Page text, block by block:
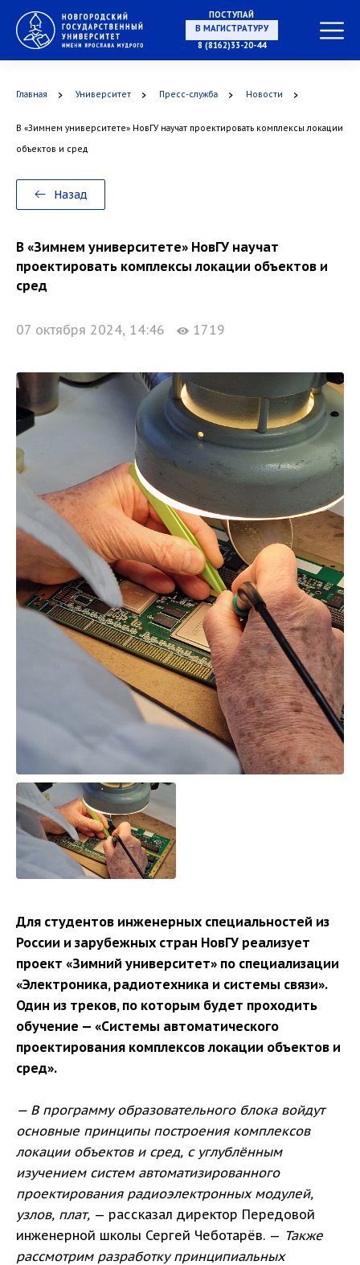
ПОСТУПАЙ
В МАГИСТРАТУРУ
В ОРДИНАТУРУ
8 (8162)33-20-44
Главная Университет Пресс-служба Новости
В «Зимнем университете» НовГУ научат проектировать комплексы локации
объектов и сред
Назад
В «Зимнем университете» НовГУ научат
проектировать комплексы локации объектов и
сред
07 октября 2024, 14:46 1719
Для студентов инженерных специальностей из
России и зарубежных стран НовГУ реализует
проект «Зимний университет» по специализации
«Электроника, радиотехника и системы связи».
Один из треков, по которым будет проходить
обучение — «Системы автоматического
проектирования комплексов локации объектов и
сред».
— В программу образовательного блока войдут
основные принципы построения комплексов
локации объектов и сред, с углублённым
изучением систем автоматизированного
проектирования радиоэлектронных модулей,
узлов, плат, — рассказал директор Передовой
инженерной школы Сергей Чеботарёв. — Также
рассмотрим разработку принципиальных